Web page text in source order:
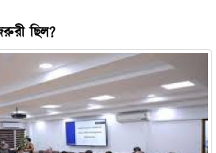
ছিল?